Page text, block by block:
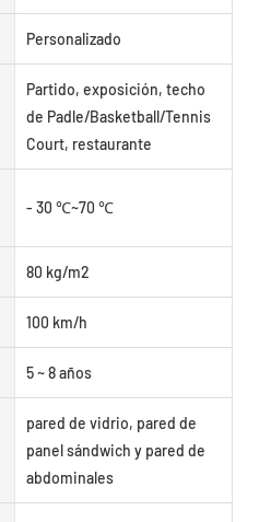
Personalizado
Partido, exposición, techo
de Padle/Basketball/Tennis
Court, restaurante
- 30 ℃~70 ℃
80 kg/m2
100 km/h
5 ~ 8 años
pared de vidrio, pared de
panel sándwich y pared de
abdominales